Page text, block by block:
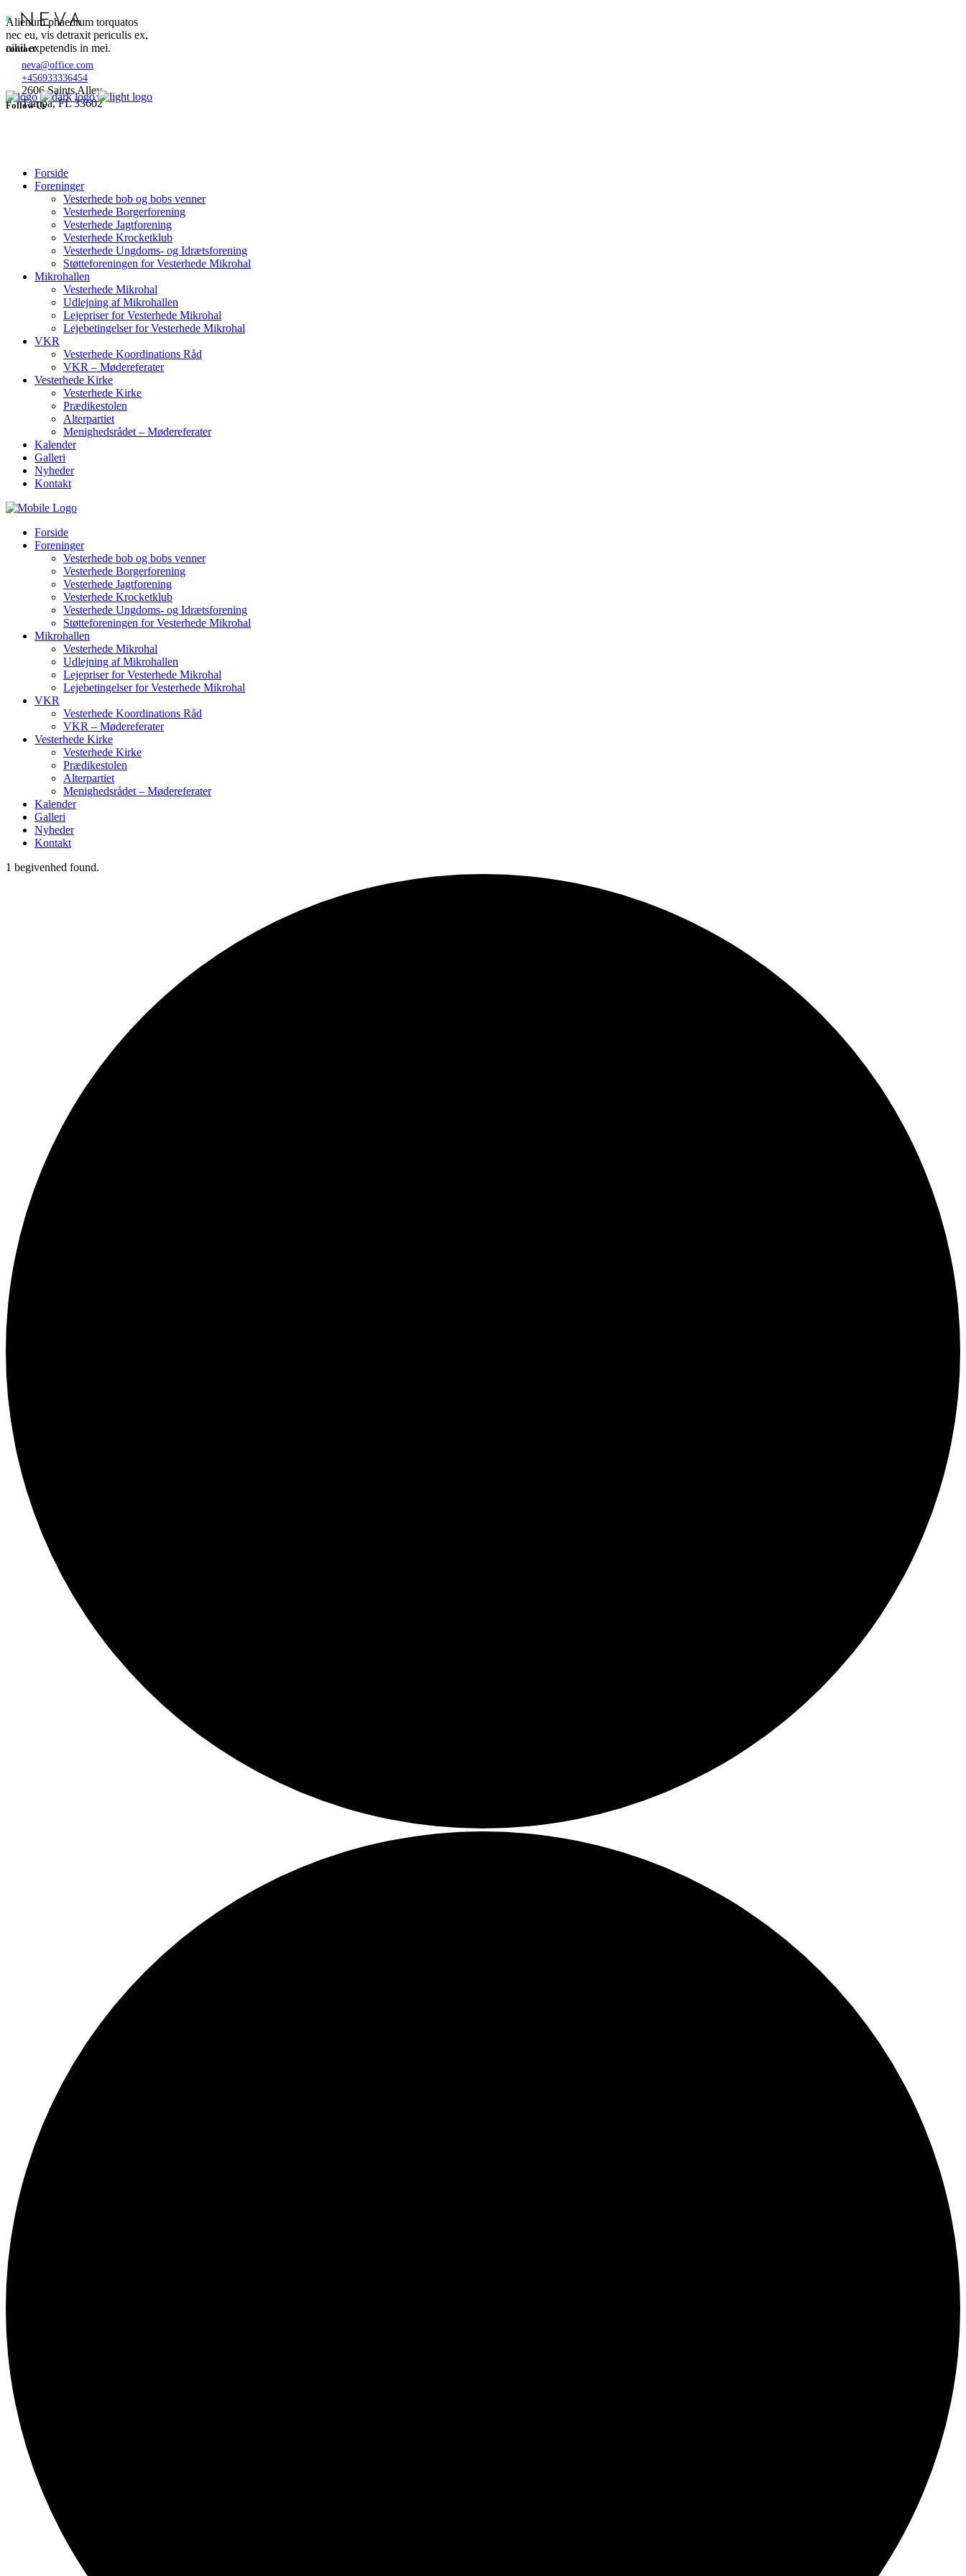
Alienum phaedrum torquatos
nec eu, vis detraxit periculis ex,
nihil expetendis in mei.
contact
neva@office.com
+456933336454
2606 Saints Alley
Tampa, FL 33602
Follow Us
Forside
Foreninger
Vesterhede bob og bobs venner
Vesterhede Borgerforening
Vesterhede Jagtforening
Vesterhede Krocketklub
Vesterhede Ungdoms- og Idrætsforening
Støtteforeningen for Vesterhede Mikrohal
Mikrohallen
Vesterhede Mikrohal
Udlejning af Mikrohallen
Lejepriser for Vesterhede Mikrohal
Lejebetingelser for Vesterhede Mikrohal
VKR
Vesterhede Koordinations Råd
VKR – Mødereferater
Vesterhede Kirke
Vesterhede Kirke
Prædikestolen
Alterpartiet
Menighedsrådet – Mødereferater
Kalender
Galleri
Nyheder
Kontakt
Forside
Foreninger
Vesterhede bob og bobs venner
Vesterhede Borgerforening
Vesterhede Jagtforening
Vesterhede Krocketklub
Vesterhede Ungdoms- og Idrætsforening
Støtteforeningen for Vesterhede Mikrohal
Mikrohallen
Vesterhede Mikrohal
Udlejning af Mikrohallen
Lejepriser for Vesterhede Mikrohal
Lejebetingelser for Vesterhede Mikrohal
VKR
Vesterhede Koordinations Råd
VKR – Mødereferater
Vesterhede Kirke
Vesterhede Kirke
Prædikestolen
Alterpartiet
Menighedsrådet – Mødereferater
Kalender
Galleri
Nyheder
Kontakt
1 begivenhed found.